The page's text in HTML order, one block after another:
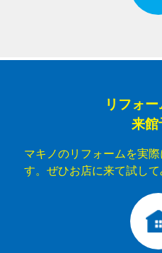
リフォ
来館
マキノのリフォームを実
す。ぜひお店に来て試して